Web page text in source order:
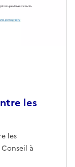
les
les
à